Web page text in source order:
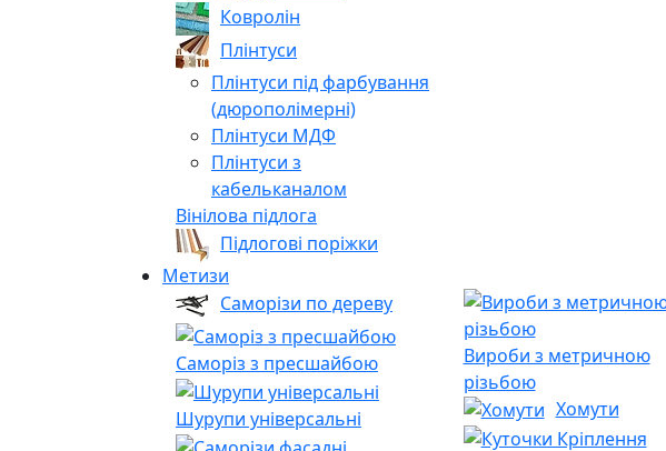
Ковролін
Плінтуси
Плінтуси під фарбування
(дюрополімерні)
Плінтуси МДФ
Плінтуси з
кабельканалом
Вінілова підлога
Підлогові поріжки
Метизи
Саморізи по дереву
Саморіз з пресшайбою
Шурупи універсальні
Вироби з метричною
різьбою
Хомути